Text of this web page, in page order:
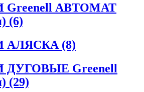
АВТОМАТ
(6)
АЛЯСКА (8)
Greenell
(29)